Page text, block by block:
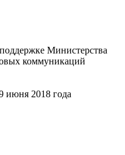
Министерства
коммуникаций
июня 2018 года